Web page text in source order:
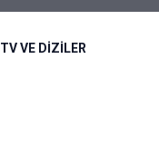
TV VE DİZİLER